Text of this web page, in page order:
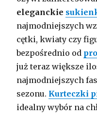
eleganckie
najmodniejszych
cętki, kwiaty czy
bezpośrednio od
już teraz większe
najmodniejszych
sezonu. Kurteczki
idealny wybór na